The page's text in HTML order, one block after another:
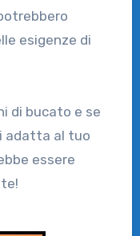
esigenze di
di bucato e se
adatta al tuo
essere